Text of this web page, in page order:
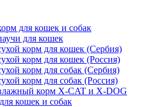
для кошек и собак
для кошек
корм для кошек (Сербия)
корм для кошек (Россия)
корм для собак (Сербия)
корм для собак (Россия)
корм X-CAT и X-DOG
кошек и собак